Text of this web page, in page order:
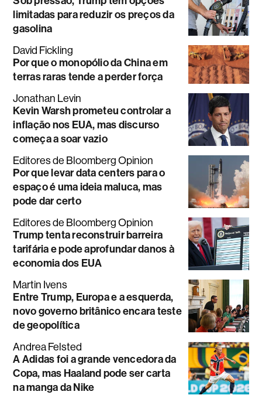
limitadas para reduzir os preços da
gasolina
David Fickling
Por que o monopólio da China em
terras raras tende a perder força
Jonathan Levin
Kevin Warsh prometeu controlar a
inflação nos EUA, mas discurso
começa a soar vazio
Editores de Bloomberg Opinion
Por que levar data centers para o
espaço é uma ideia maluca, mas
pode dar certo
Editores de Bloomberg Opinion
Trump tenta reconstruir barreira
tarifária e pode aprofundar danos à
economia dos EUA
Martin Ivens
Entre Trump, Europa e a esquerda,
novo governo britânico encara teste
de geopolítica
Andrea Felsted
A Adidas foi a grande vencedora da
Copa, mas Haaland pode ser carta
na manga da Nike